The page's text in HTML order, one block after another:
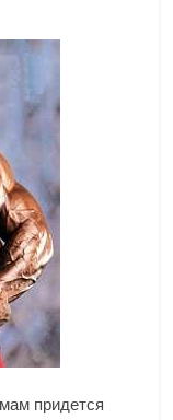
придется